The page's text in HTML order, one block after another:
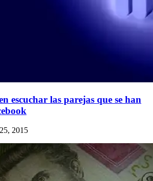
escuchar las parejas que se han
2015